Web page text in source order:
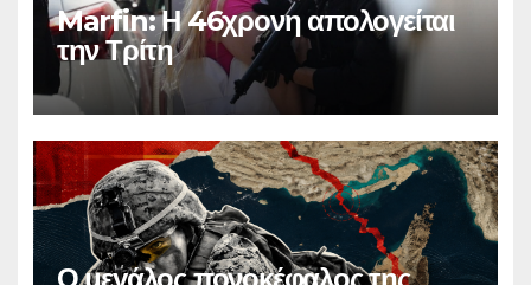
Marfin: Η 46χρονη απολογείται
την Τρίτη